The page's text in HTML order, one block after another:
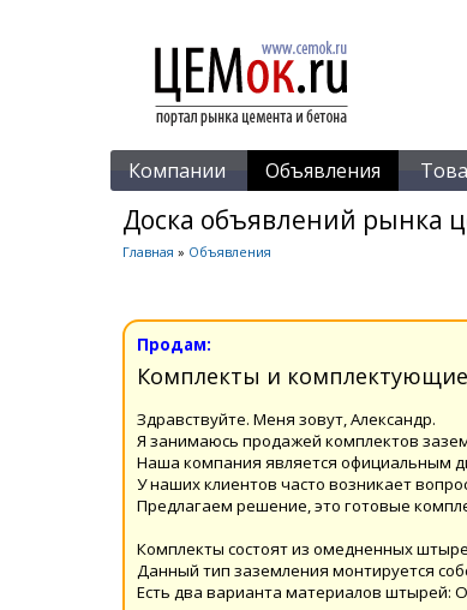
Компании Объявления
Доска объявлений рынка
Главная » Объявления
Продам:
Комплекты и
Здравствуйте. Меня зовут, Александр.
Я занимаюсь продажей комплектов
Наша компания является официальным
У наших клиентов часто возникает
Предлагаем решение, это готовые
Комплекты состоят из омедненных
Данный тип заземления монтируется
Есть два варианта материалов штырей: